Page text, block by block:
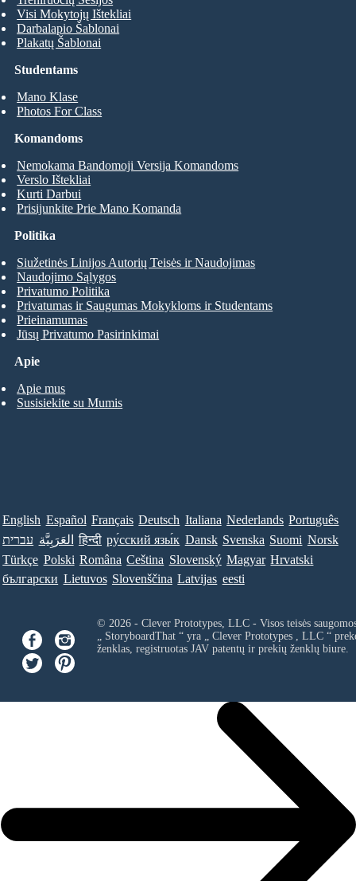
Studentams
Mano Klase
Photos For Class
Visi Mokytojų Ištekliai
Darbalapio Šablonai
Plakatų Šablonai
Komandoms
Nemokama Bandomoji Versija Komandoms
Verslo Ištekliai
Kurti Darbui
Prisijunkite Prie Mano Komanda
Apie
Apie mus
Susisiekite su Mumis
Politika
Siužetinės Linijos Autorių Teisės ir Naudojimas
Naudojimo Sąlygos
Privatumo Politika
Privatumas ir Saugumas Mokykloms ir Studentams
Prieinamumas
Jūsų Privatumo Pasirinkimai
English Español Français Deutsch Italiana Nederlands Português
עברית العَرَبِيَّة हिन्दी ру́сский язы́к Dansk Svenska Suomi Norsk
Türkçe Polski Româna Ceština Slovenský Magyar Hrvatski
български Lietuvos Slovenščina Latvijas eesti
© 2026 - Clever Prototypes, LLC - Visos teisės
„ StoryboardThat “ yra „ Clever Prototypes , LLC“
ženklas, registruotas JAV patentų ir prekių ženklų biure.